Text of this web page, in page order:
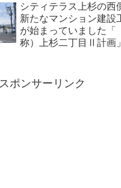
シティテラス上杉の西
新たなマンション建設
が始まっていました「
称）上杉二丁目Ⅱ計画
スポンサーリンク